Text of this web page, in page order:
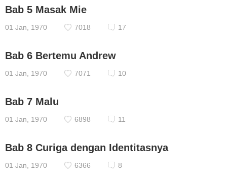
Bab 5 Masak Mie
01 Jan, 1970 7018 17
Bab 6 Bertemu Andrew
01 Jan, 1970 7071 10
Bab 7 Malu
01 Jan, 1970 6898 11
Bab 8 Curiga dengan Identitasnya
01 Jan, 1970 6366 8